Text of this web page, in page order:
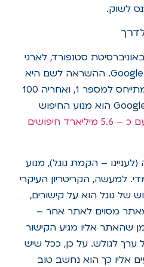
לשוק.
סטנפורד, לארגי
פייג' וסרגיי ברין השיקו את Google. ההשראה לשם היא
מהמילה googol, מונח המתייחס למספר 1, ואחריה 100
אפסים. נכון לשנת 2020, Google הוא מנוע החיפוש
עם כ – 5.6 מיליארד חיפושים
– הקמת גוגל), מנוע
למעשה, הקריטריון העיקרי
של גוגל הוא על קישורים,
מסוים לאתר אחר –
שהאתר אליו מגיע הקישור
ערך לגולש. על כן, ככל שיש
אליו כך הוא נחשב טוב